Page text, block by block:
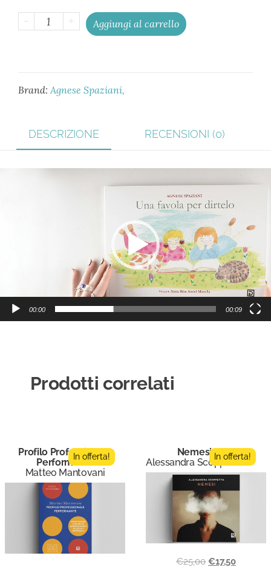
- + Aggiungi al carrello
Brand: Agnese Spaziani
DESCRIZIONE RECENSIONI (0)
00:00 00:09
Prodotti correlati
Profilo Professionale
Performante
Matteo Mantovani
In offerta!
Nemesi
Alessandra Scoppetta
In offerta!
€25,00 €17,50